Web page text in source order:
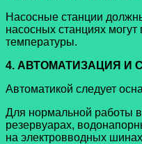
Насосные станции
насосных станциях
температуры.
4. АВТОМАТИЗАЦИЯ И
Автоматикой следует
Для нормальной работы
резервуарах,
на электровводных